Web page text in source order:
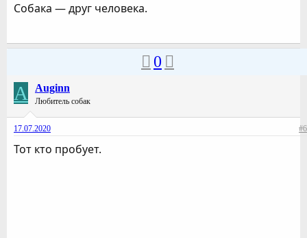
Собака — друг человека.
0
A Auginn
Любитель собак
17.07.2020 #6
Тот кто пробует.